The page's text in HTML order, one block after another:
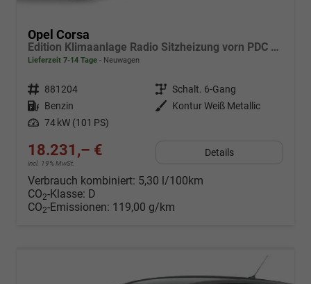
Opel Corsa
Edition Klimaanlage Radio Sitzheizung vorn PDC hinten ECO-LED-Scheinwerfer
Lieferzeit 7-14 Tage Neuwagen
Fahrzeugnr. 881204 Getriebe Schalt. 6-Gang
Kraftstoff Benzin Außenfarbe
Kontur Weiß Metallic
Leistung 74 kW (101 PS)
18.231,– €
incl. 19% MwSt.
Details
Verbrauch kombiniert: 5,30 l/100km
CO2-Klasse: D
CO2-Emissionen: 119,00 g/km